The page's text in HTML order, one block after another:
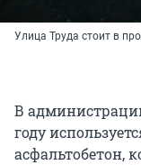
Улица Труда стоит в
В
году
асфальтобетон,